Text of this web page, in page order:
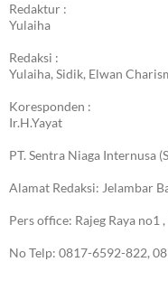
Redaktur :
Yulaiha
Redaksi :
Yulaiha, Sidik, Elwan
Koresponden :
Ir.H.Yayat
PT. Sentra Niaga Internusa
Alamat Redaksi: Jelambar
Pers office: Rajeg Raya no1
No Telp: 0817-6592-822,